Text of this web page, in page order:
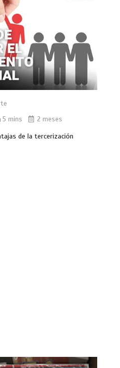
5 mins 2 meses
de la tercerización